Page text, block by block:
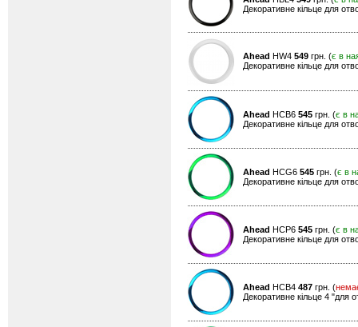
Декоративне кільце для
Ahead HW4 549 грн. (є в
Декоративне кільце для
Ahead HCB6 545 грн. (є в
Декоративне кільце для
Ahead HCG6 545 грн. (є в
Декоративне кільце для
Ahead HCP6 545 грн. (є в
Декоративне кільце для
Ahead HCB4 487 грн. (
Декоративне кільце 4 "для